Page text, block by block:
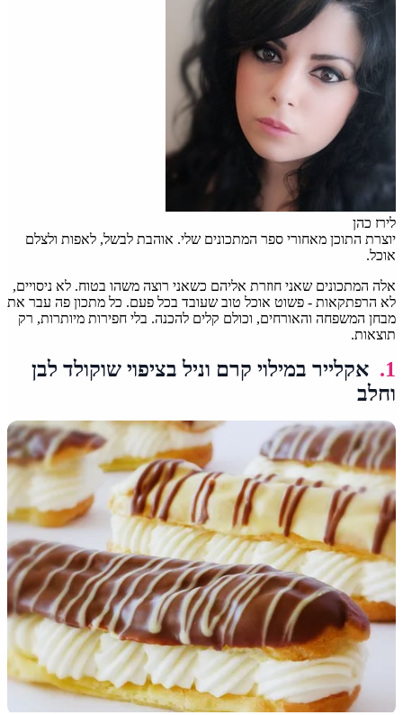
לירז כהן
יוצרת התוכן מאחורי ספר המתכונים שלי. אוהבת לבשל, לאפות ולצלם
אוכל.
אלה המתכונים שאני חוזרת אליהם כשאני רוצה משהו בטוח. לא ניסויים,
לא הרפתקאות - פשוט אוכל טוב שעובד בכל פעם. כל מתכון פה עבר את
מבחן המשפחה והאורחים, וכולם קלים להכנה. בלי חפירות מיותרות, רק
תוצאות.
1.
אקלייר במילוי קרם וניל בציפוי שוקולד לבן
וחלב